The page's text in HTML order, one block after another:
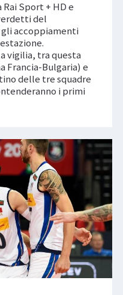
Sport + HD e
del
accoppiamenti
vigilia, tra questa
Francia-Bulgaria) e
delle tre squadre
i primi